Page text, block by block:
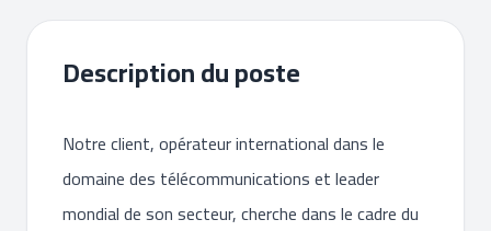
Description du poste
Notre client, opérateur international dans le
domaine des télécommunications et leader
mondial de son secteur, cherche dans le cadre du